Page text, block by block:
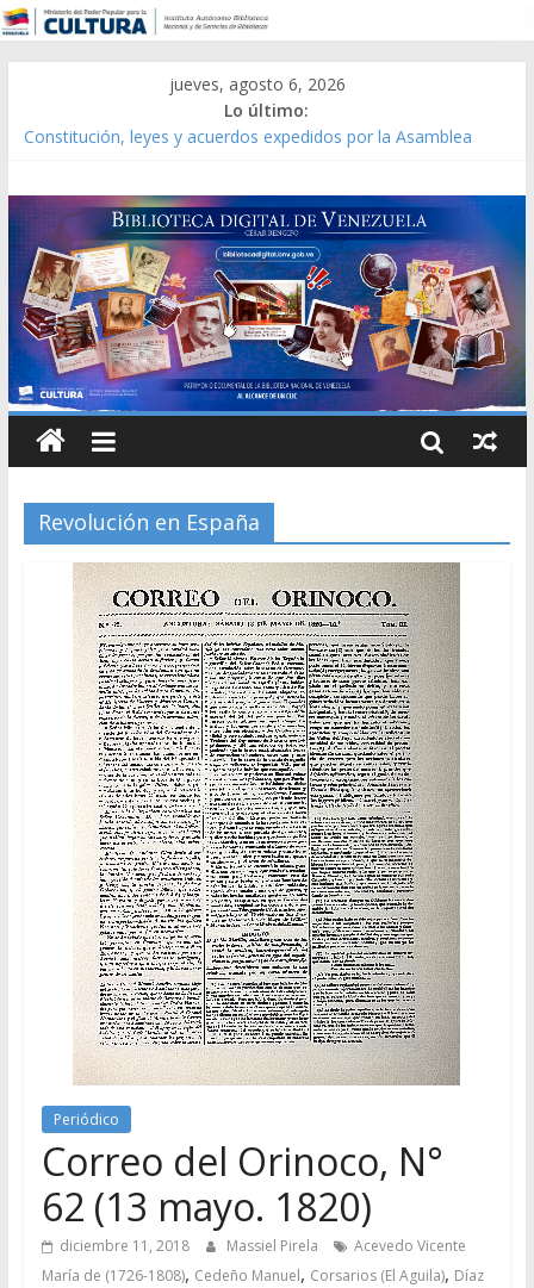
jueves, agosto 6, 2026
Lo último:
Catálogo temático de obras de Modesta Bor
Constitución, leyes y acuerdos expedidos por la Asamblea
Una Parálisis [material gráfico]
Modesta Bor Sánchez [material gráfico]
Gaceta Oficial de la República de Venezuela año CXXXIII Mes V,
Caracas 09 de marzo de 2006 N° 38.394
Revolución en España
Periódico
Correo del Orinoco, N°
62 (13 mayo. 1820)
diciembre 11, 2018 Massiel Pirela
Acevedo Vicente
María de (1726-1808), Cedeño Manuel, Corsarios (El Aguila), Díaz